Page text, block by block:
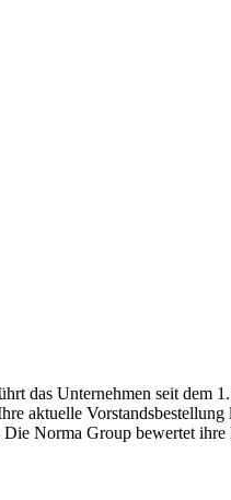
Unternehmen seit dem
aktuelle
Norma Group bewertet